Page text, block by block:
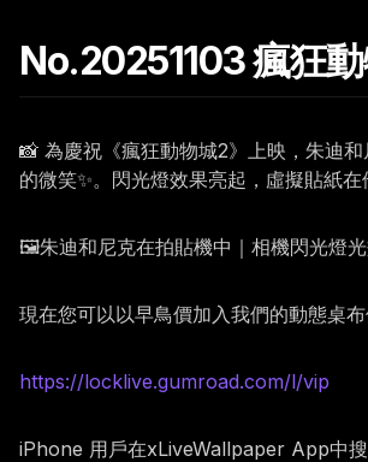
No.20251103 瘋狂
📸 為慶祝《瘋狂動物城2》上映，朱迪
的微笑✨。閃光燈效果亮起，虛擬貼紙
🖼️朱迪和尼克在拍貼機中｜相機閃光燈
現在您可以以早鳥價加入我們的動態桌
https://locklive.gumroad.com/l/vip
iPhone 用戶在xLiveWallpaper App中